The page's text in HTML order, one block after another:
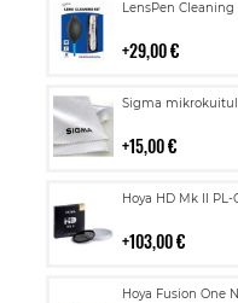
LensPen
29,00 €
Lisää
Sigma
15,00 €
Lisää
Hoya HD Mk II
103,00 €
Lisää
Hoya Fusion One
Lisää